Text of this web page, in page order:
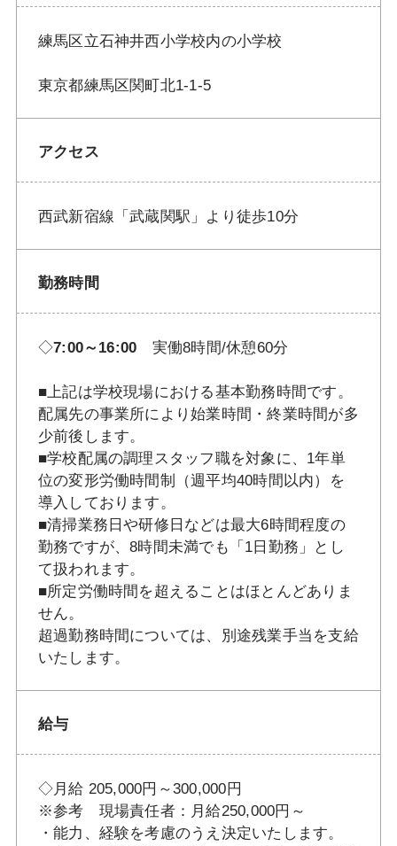
練馬区立石神井西小学校内の小学校
東京都練馬区関町北1-1-5
アクセス
西武新宿線「武蔵関駅」より徒歩10分
勤務時間
◇7:00～16:00 実働8時間/休憩60分
■上記は学校現場における基本勤務時間です。
配属先の事業所により始業時間・終業時間が多
少前後します。
■学校配属の調理スタッフ職を対象に、1年単
位の変形労働時間制（週平均40時間以内）を
導入しております。
■清掃業務日や研修日などは最大6時間程度の
勤務ですが、8時間未満でも「1日勤務」とし
て扱われます。
■所定労働時間を超えることはほとんどありま
せん。
超過勤務時間については、別途残業手当を支給
いたします。
給与
◇月給 205,000円～300,000円
※参考 現場責任者：月給250,000円～
・能力、経験を考慮のうえ決定いたします。